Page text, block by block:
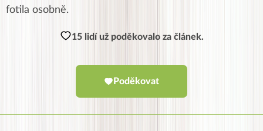
fotila osobně.
15 lidí už poděkovalo za článek.
Poděkovat